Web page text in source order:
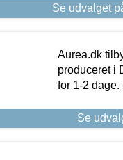
Se udvalget
Aurea.dk
produceret i
for 1-2 dage.
Se